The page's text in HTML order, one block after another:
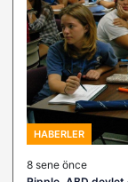
HABERLER
8 sene önce